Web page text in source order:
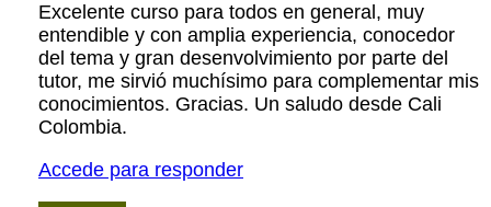
Excelente curso para todos en general, muy
entendible y con amplia experiencia, conocedor
del tema y gran desenvolvimiento por parte del
tutor, me sirvió muchísimo para complementar mis
conocimientos. Gracias. Un saludo desde Cali
Colombia.
Accede para responder